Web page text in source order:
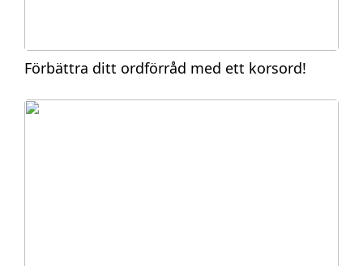
Förbättra ditt ordförråd med ett korsord!